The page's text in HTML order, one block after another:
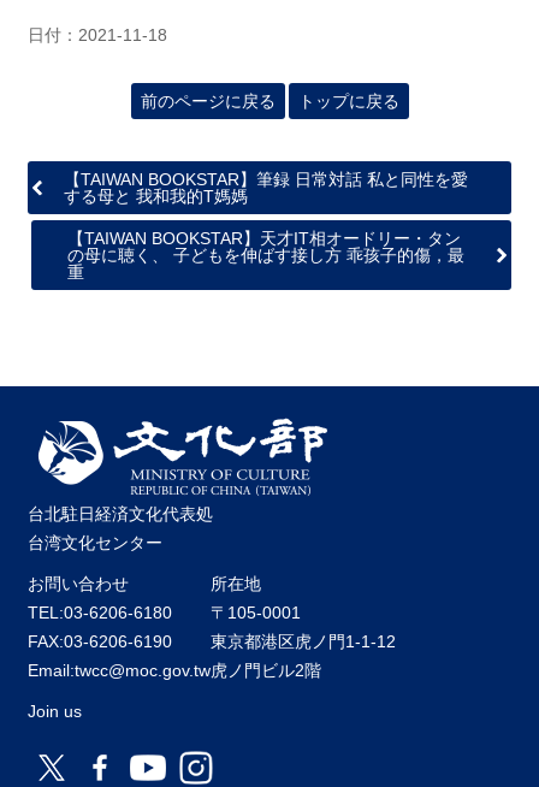
ト
日付：2021-11-18
前のページに戻る トップに戻る
【TAIWAN BOOKSTAR】筆録 日常対話 私と同性を愛
する母と 我和我的T媽媽
【TAIWAN BOOKSTAR】天才IT相オードリー・タン
の母に聴く、 子どもを伸ばす接し方 乖孩子的傷，最
重
台北駐日経済文化代表処
台湾文化センター
お問い合わせ
TEL:03-6206-6180
FAX:03-6206-6190
Email:twcc@moc.gov.tw
所在地
〒105-0001
東京都港区虎ノ門1-1-12
虎ノ門ビル2階
Join us